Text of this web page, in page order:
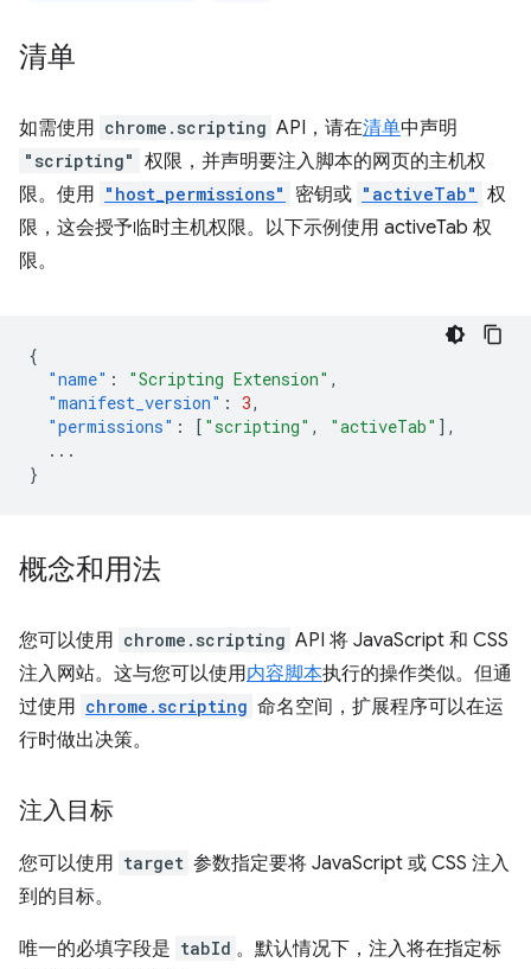
清单
如需使用 chrome.scripting API，请在清单中声明
"scripting" 权限，并声明要注入脚本的网页的主机权
限。使用 "host_permissions" 密钥或 "activeTab" 权
限，这会授予临时主机权限。以下示例使用 activeTab 权
限。
{
"name" : "Scripting Extension" ,
"manifest_version" : 3,
"permissions" : [ "scripting" , "activeTab" ],
...
}
概念和用法
您可以使用 chrome.scripting API 将 JavaScript 和 CSS
注入网站。这与您可以使用内容脚本执行的操作类似。但通
过使用 chrome.scripting 命名空间，扩展程序可以在运
行时做出决策。
注入目标
您可以使用 target 参数指定要将 JavaScript 或 CSS 注入
到的目标。
唯一的必填字段是 tabId 。默认情况下，注入将在指定标